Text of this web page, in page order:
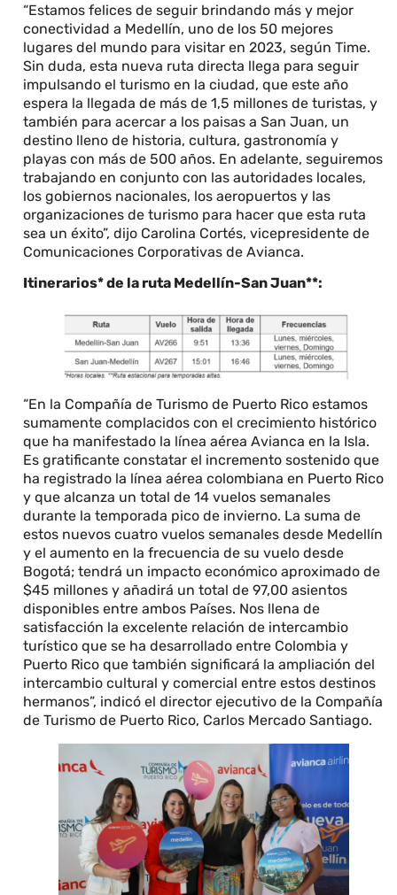
“Estamos felices de seguir brindando más y mejor
conectividad a Medellín, uno de los 50 mejores
lugares del mundo para visitar en 2023, según Time.
Sin duda, esta nueva ruta directa llega para seguir
impulsando el turismo en la ciudad, que este año
espera la llegada de más de 1,5 millones de turistas, y
también para acercar a los paisas a San Juan, un
destino lleno de historia, cultura, gastronomía y
playas con más de 500 años. En adelante, seguiremos
trabajando en conjunto con las autoridades locales,
los gobiernos nacionales, los aeropuertos y las
organizaciones de turismo para hacer que esta ruta
sea un éxito”, dijo Carolina Cortés, vicepresidente de
Comunicaciones Corporativas de Avianca.
Itinerarios* de la ruta Medellín-San Juan**:
“En la Compañía de Turismo de Puerto Rico estamos
sumamente complacidos con el crecimiento histórico
que ha manifestado la línea aérea Avianca en la Isla.
Es gratificante constatar el incremento sostenido que
ha registrado la línea aérea colombiana en Puerto Rico
y que alcanza un total de 14 vuelos semanales
durante la temporada pico de invierno. La suma de
estos nuevos cuatro vuelos semanales desde Medellín
y el aumento en la frecuencia de su vuelo desde
Bogotá; tendrá un impacto económico aproximado de
$45 millones y añadirá un total de 97,00 asientos
disponibles entre ambos Países. Nos llena de
satisfacción la excelente relación de intercambio
turístico que se ha desarrollado entre Colombia y
Puerto Rico que también significará la ampliación del
intercambio cultural y comercial entre estos destinos
hermanos”, indicó el director ejecutivo de la Compañía
de Turismo de Puerto Rico, Carlos Mercado Santiago.